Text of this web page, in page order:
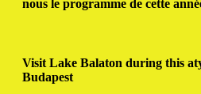
nous le programme de cette
Visit Lake Balaton during this
Budapest